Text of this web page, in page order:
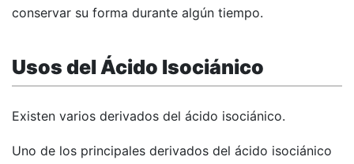
conservar su forma durante algún tiempo.
Usos del Ácido Isociánico
Existen varios derivados del ácido isociánico.
Uno de los principales derivados del ácido isociánico